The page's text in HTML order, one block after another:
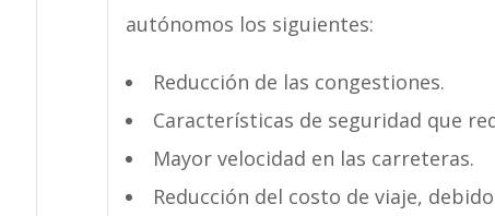
autónomos los siguientes:
Reducción de las congestiones.
Características de seguridad que
Mayor velocidad en las carreteras.
Reducción del costo de viaje,